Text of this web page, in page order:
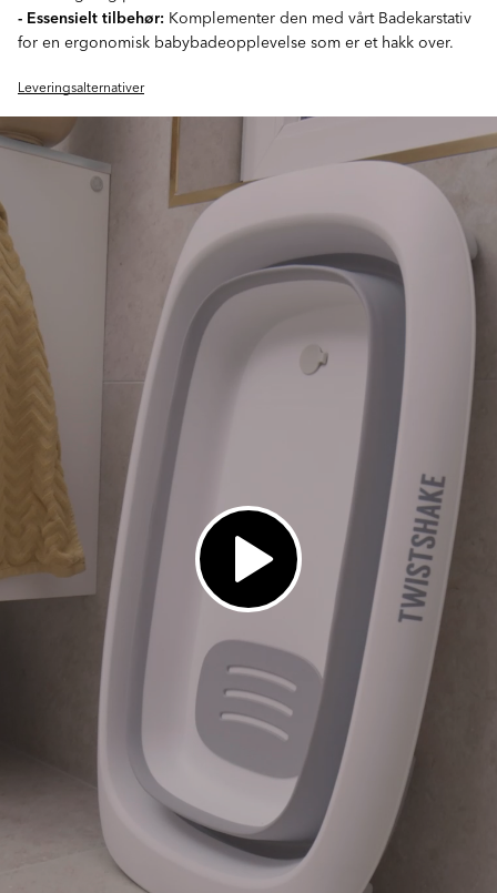
- Essensielt tilbehør: Komplementer den med vårt Badekarstativ
for en ergonomisk babybadeopplevelse som er et hakk over.
Leveringsalternativer